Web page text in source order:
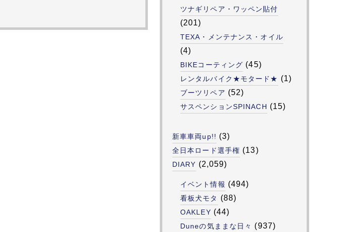
ツナギリペア・ワッペン貼付
(201)
TEXA・メンテナンス・オイル
(4)
BIKEコーティング (45)
レンタルバイク★モタード★ (1)
ブーツリペア (52)
サスペンションSPINACH (15)
新車車両up!! (3)
全日本ロード選手権 (13)
DIARY (2,059)
イベント情報 (494)
看板犬モタ (88)
OAKLEY (44)
Duneの気ままな日々 (937)